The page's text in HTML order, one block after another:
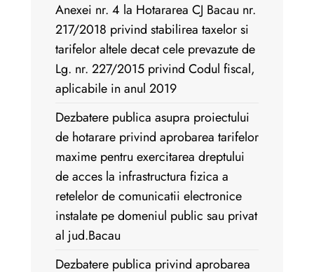
Anexei nr. 4 la Hotararea CJ Bacau nr.
217/2018 privind stabilirea taxelor si
tarifelor altele decat cele prevazute de
Lg. nr. 227/2015 privind Codul fiscal,
aplicabile in anul 2019
Dezbatere publica asupra proiectului
de hotarare privind aprobarea tarifelor
maxime pentru exercitarea dreptului
de acces la infrastructura fizica a
retelelor de comunicatii electronice
instalate pe domeniul public sau privat
al jud.Bacau
Dezbatere publica privind aprobarea